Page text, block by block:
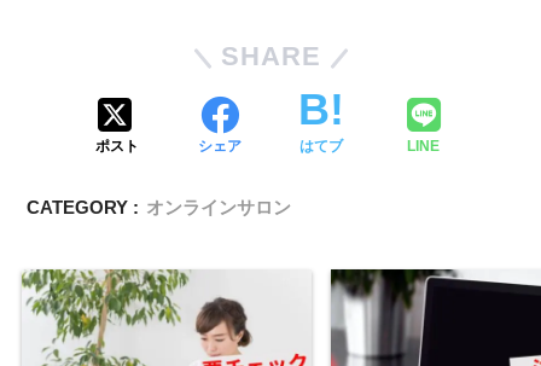
SHARE
ポスト シェア はてブ LINE
CATEGORY : オンラインサロン